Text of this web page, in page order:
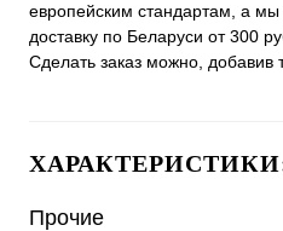
европейским стандартам, а
доставку по Беларуси от 300
Сделать заказ можно, добавив
Прочие